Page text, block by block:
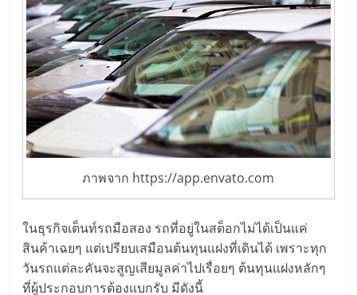
ภาพจาก https://app.envato.com
ในธุรกิจเต็นท์รถมือสอง รถที่อยู่ในสต็อกไม่ได้เป็นแค่
สินค้าเฉยๆ แต่เปรียบเสมือนต้นทุนแฝงที่เดินได้ เพราะทุก
วันรถแต่ละคันจะสูญเสียมูลค่าไปเรื่อยๆ ต้นทุนแฝงหลักๆ
ที่ผู้ประกอบการต้องแบกรับ มีดังนี้